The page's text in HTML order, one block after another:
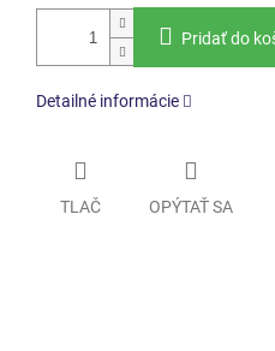
Pridať do
Detailné informácie
TLAČ OPÝTAŤ SA